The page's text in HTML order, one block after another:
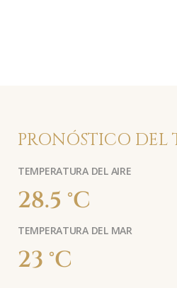
PRONÓSTICO DEL
TEMPERATURA DEL AIRE
28.5 °C
TEMPERATURA DEL MAR
23 °C